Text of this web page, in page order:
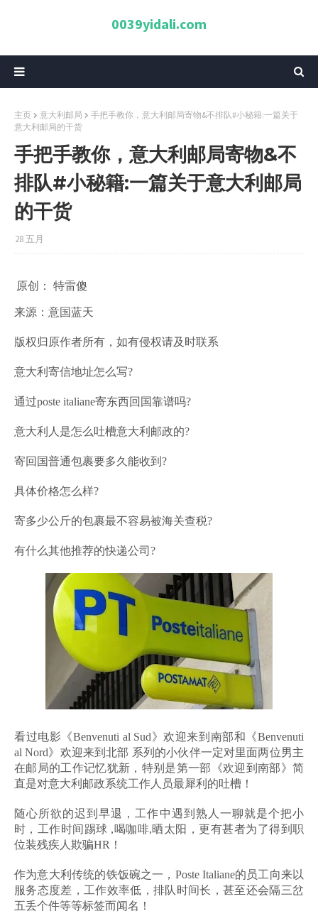
0039yidali.com
主页 意大利邮局
手把手教你，意大利邮局寄物&不排队#小秘籍:一篇关于
意大利邮局的干货
手把手教你，意大利邮局寄物&不
排队#小秘籍:一篇关于意大利邮局
的干货
28 五月
原创： 特雷傻
来源：意国蓝天
版权归原作者所有，如有侵权请及时联系
意大利寄信地址怎么写?
通过poste italiane寄东西回国靠谱吗?
意大利人是怎么吐槽意大利邮政的?
寄回国普通包裹要多久能收到?
具体价格怎么样?
寄多少公斤的包裹最不容易被海关查税?
有什么其他推荐的快递公司?
看过电影《Benvenuti al Sud》欢迎来到南部和《Benvenuti
al Nord》欢迎来到北部 系列的小伙伴一定对里面两位男主
在邮局的工作记忆犹新，特别是第一部《欢迎到南部》简
直是对意大利邮政系统工作人员最犀利的吐槽！
随心所欲的迟到早退，工作中遇到熟人一聊就是个把小
时，工作时间踢球 ,喝咖啡,晒太阳，更有甚者为了得到职
位装残疾人欺骗HR！
作为意大利传统的铁饭碗之一，Poste Italiane的员工向来以
服务态度差，工作效率低，排队时间长，甚至还会隔三岔
五丢个件等等标签而闻名！